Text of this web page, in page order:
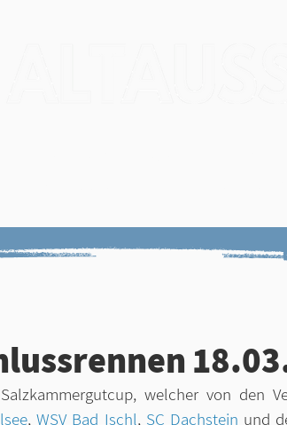
welcher von den
, WSV Bad Ischl, SC Dachstein und